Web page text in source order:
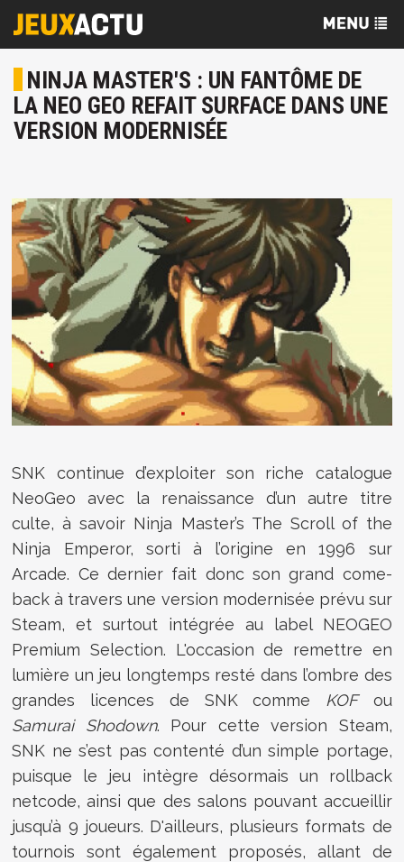
NINJA MASTER'S : UN FANTÔME DE
LA NEO GEO REFAIT SURFACE DANS UNE
VERSION MODERNISÉE
SNK continue d’exploiter son riche catalogue
NeoGeo avec la renaissance d’un autre titre
culte, à savoir Ninja Master’s The Scroll of the
Ninja Emperor, sorti à l’origine en 1996 sur
Arcade. Ce dernier fait donc son grand come-
back à travers une version modernisée prévu sur
Steam, et surtout intégrée au label NEOGEO
Premium Selection. L'occasion de remettre en
lumière un jeu longtemps resté dans l’ombre des
grandes licences de SNK comme
KOF ou
Samurai Shodown. Pour cette version Steam,
SNK ne s’est pas contenté d’un simple portage,
puisque le jeu intègre désormais un rollback
netcode, ainsi que des salons pouvant accueillir
jusqu’à 9 joueurs. D'ailleurs, plusieurs formats de
tournois sont également proposés, allant de